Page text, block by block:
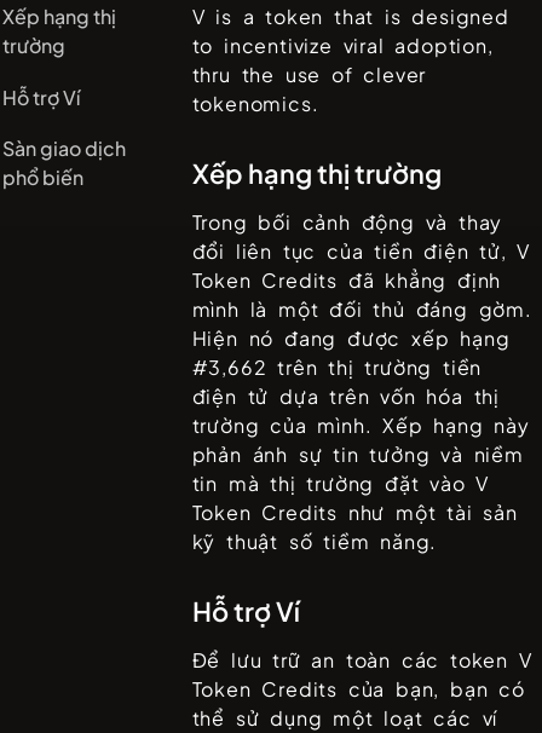
Xếp hạng thị
trường
Hỗ trợ Ví
Sàn giao dịch
phổ biến
V is a token that is designed
to incentivize viral adoption,
thru the use of clever
tokenomics.
Xếp hạng thị trường
Trong bối cảnh động và thay
đổi liên tục của tiền điện tử,V
Token Credits đã khẳng định
mình là một đối thủ đáng gờm.
Hiện nó đang được xếp hạng
#3,662 trên thị trường tiền
điện tử dựa trên vốn hóa thị
trường của mình. Xếp hạng này
phản ánh sự tin tưởng và niềm
tin mà thị trường đặt vàoV
Token Credits như một tài sản
kỹ thuật số tiềm năng.
Hỗ trợ Ví
Để lưu trữ an toàn các token V
Token Credits của bạn, bạn có
thể sử dụng một loạt các ví